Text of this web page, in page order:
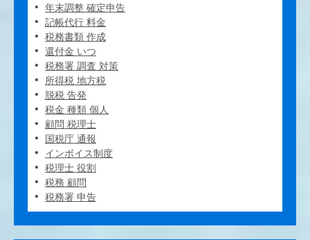
年末調整 確定申告
記帳代行 料金
税務書類 作成
還付金 いつ
税務署 調査 対策
所得税 地方税
脱税 告発
税金 種類 個人
顧問 税理士
国税庁 通報
インボイス制度
税理士 役割
税務 顧問
税務署 申告